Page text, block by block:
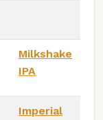
Milkshake
IPA
Imperial